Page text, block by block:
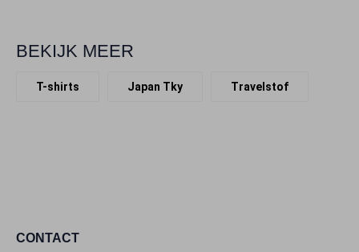
BEKIJK MEER
T-shirts Japan Tky Travelstof
CONTACT